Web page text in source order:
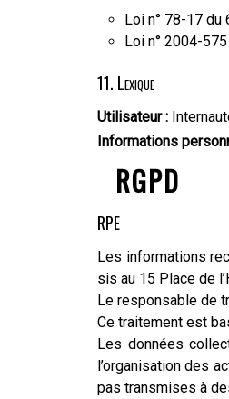
Loi n° 78-17 du
Loi n° 2004-
11. Lexique
Utilisateur :
Informations
RGPD
RPE
Les informations
sis au 15 Place de
Le responsable de
Ce traitement est
Les données
l’organisation des
pas transmises à